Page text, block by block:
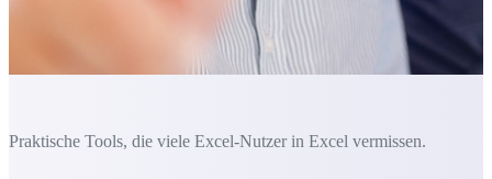
Praktische Tools, die viele Excel-Nutzer in Excel vermissen.